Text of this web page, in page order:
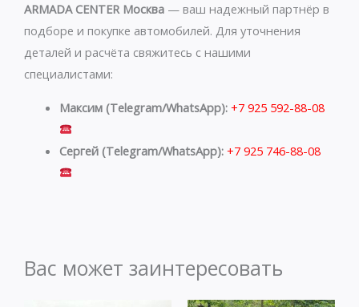
ARMADA CENTER Москва — ваш надежный партнёр в
подборе и покупке автомобилей. Для уточнения
деталей и расчёта свяжитесь с нашими
специалистами:
Максим (Telegram/WhatsApp): +7 925 592-88-08
Сергей (Telegram/WhatsApp): +7 925 746-88-08
Вас может заинтересовать